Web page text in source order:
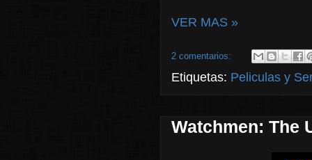
VER MAS »
2 comentarios:
Etiquetas: Peliculas y
Watchmen: The